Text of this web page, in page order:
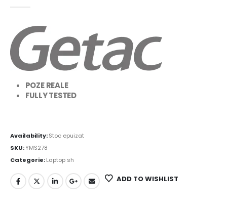
POZE REALE
FULLY TESTED
Availability:Stoc epuizat
SKU:YMS278
Categorie:Laptop sh
ADD TO WISHLIST